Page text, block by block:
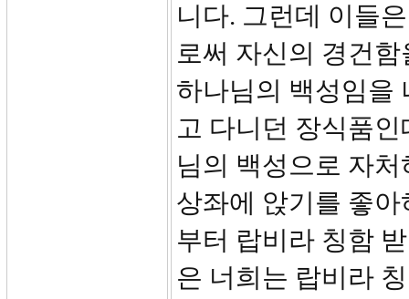
니다. 그런데 이들
로써 자신의 경건
하나님의 백성임을
고 다니던 장식품
님의 백성으로 자
상좌에 앉기를 좋
부터 랍비라 칭함
은 너희는 랍비라